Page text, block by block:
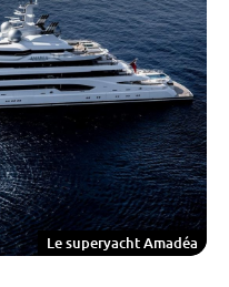
Le superyacht Amadéa